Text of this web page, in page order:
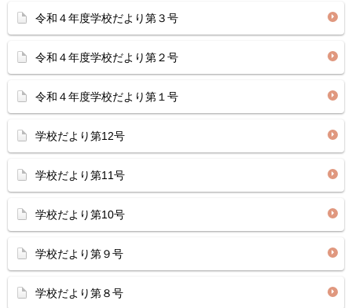
令和４年度学校だより第３号
令和４年度学校だより第２号
令和４年度学校だより第１号
学校だより第12号
学校だより第11号
学校だより第10号
学校だより第９号
学校だより第８号